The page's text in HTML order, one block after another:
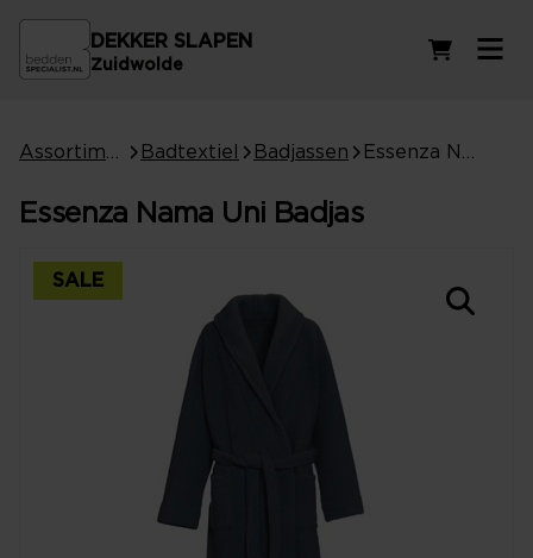
DEKKER SLAPEN
Zuidwolde
Badtextiel Badjassen
Essenza Nama Uni Badjas
SALE